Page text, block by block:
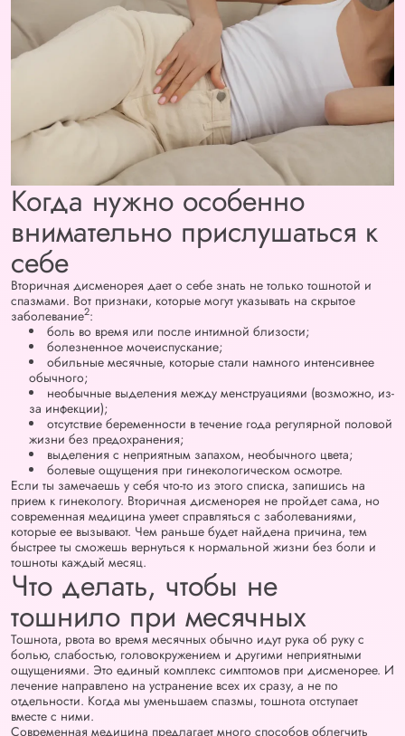
Когда нужно особенно
внимательно прислушаться к
себе
Вторичная дисменорея дает о себе знать не только тошнотой и
спазмами. Вот признаки, которые могут указывать на скрытое
заболевание2:
боль во время или после интимной близости;
болезненное мочеиспускание;
обильные месячные, которые стали намного интенсивнее
обычного;
необычные выделения между менструациями (возможно, из-
за инфекции);
отсутствие беременности в течение года регулярной половой
жизни без предохранения;
выделения с неприятным запахом, необычного цвета;
болевые ощущения при гинекологическом осмотре.
Если ты замечаешь у себя что-то из этого списка, запишись на
прием к гинекологу. Вторичная дисменорея не пройдет сама, но
современная медицина умеет справляться с заболеваниями,
которые ее вызывают. Чем раньше будет найдена причина, тем
быстрее ты сможешь вернуться к нормальной жизни без боли и
тошноты каждый месяц.
Что делать, чтобы не
тошнило при месячных
Тошнота, рвота во время месячных обычно идут рука об руку с
болью, слабостью, головокружением и другими неприятными
ощущениями. Это единый комплекс симптомов при дисменорее. И
лечение направлено на устранение всех их сразу, а не по
отдельности. Когда мы уменьшаем спазмы, тошнота отступает
вместе с ними.
Современная медицина предлагает много способов облегчить